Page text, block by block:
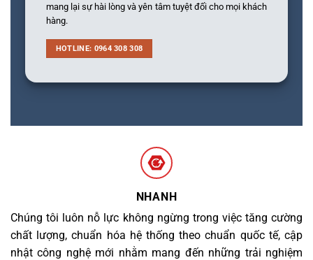
mang lại sự hài lòng và yên tâm tuyệt đối cho mọi khách
hàng.
HOTLINE: 0964 308 308
NHANH
Chúng tôi luôn nỗ lực không ngừng trong việc tăng cường
chất lượng, chuẩn hóa hệ thống theo chuẩn quốc tế, cập
nhật công nghệ mới nhằm mang đến những trải nghiệm